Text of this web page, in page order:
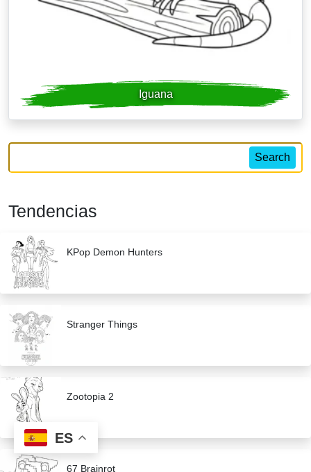
Iguana
Search
Tendencias
KPop Demon Hunters
Stranger Things
Zootopia 2
67 Brainrot
ES